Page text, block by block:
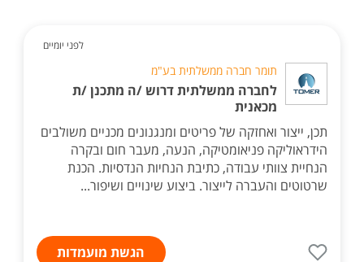
לפני יומיים
תומר חברה ממשלתית בע"מ
לחברה ממשלתית דרוש /ה מתכנן /ת
מכאנית
תכן, ייצור ואחזקה של פריטים ומנגנונים מכניים משולבים
הידראוליקה פניאומטיקה, הנעה, מעבר חום ובקרה
הנחיית צוותי עבודה, כתיבת הנחיות הנדסיות. הכנת
שרטוטים והעברה לייצור. ביצוע שינויים ושיפור...
הגשת מועמדות